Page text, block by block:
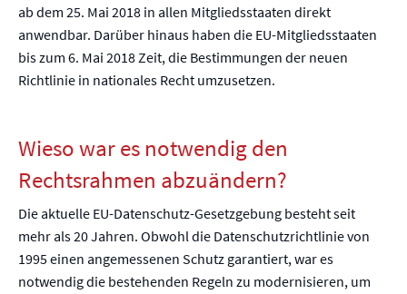
ab dem 25. Mai 2018 in allen Mitgliedsstaaten direkt
anwendbar. Darüber hinaus haben die EU-Mitgliedsstaaten
bis zum 6. Mai 2018 Zeit, die Bestimmungen der neuen
Richtlinie in nationales Recht umzusetzen.
Wieso war es notwendig den
Rechtsrahmen abzuändern?
Die aktuelle EU-Datenschutz-Gesetzgebung besteht seit
mehr als 20 Jahren. Obwohl die Datenschutzrichtlinie von
1995 einen angemessenen Schutz garantiert, war es
notwendig die bestehenden Regeln zu modernisieren, um